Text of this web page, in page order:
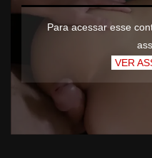
Para acessar esse
VER